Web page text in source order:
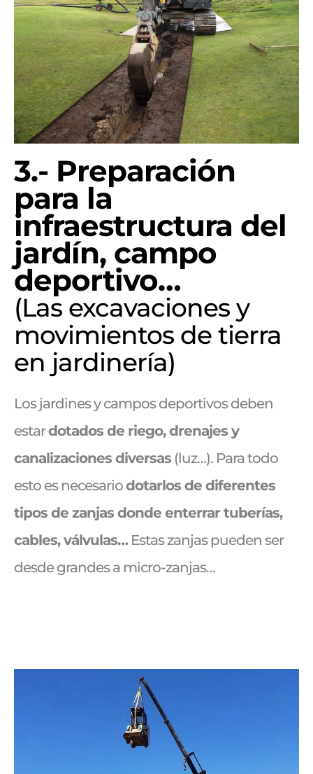
3.- Preparación
para la
infraestructura del
jardín, campo
deportivo…
(Las excavaciones y
movimientos de tierra
en jardinería)
Los jardines y campos deportivos deben
estardotados de riego, drenajes y
canalizaciones diversas (luz…). Para todo
esto es necesariodotarlos de diferentes
tipos de zanjas donde enterrar tuberías,
cables, válvulas…Estas zanjas pueden ser
desde grandes a micro-zanjas…